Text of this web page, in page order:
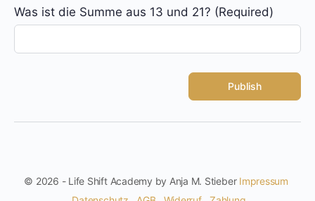
Was ist die Summe aus 13 und 21? (Required)
© 2026 - Life Shift Academy by Anja M. Stieber Impressum